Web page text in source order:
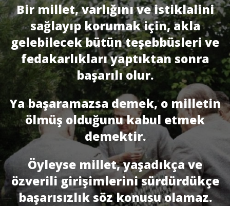
Bir millet, varlığını ve istiklalini
sağlayıp korumak için, akla
gelebilecek bütün teşebbüsleri ve
fedakarlıkları yaptıktan sonra
başarılı olur.
Ya başaramazsa demek, o milletin
ölmüş olduğunu kabul etmek
demektir.
Öyleyse millet, yaşadıkça ve
özverili girişimlerini sürdürdükçe
başarısızlık söz konusu olamaz.